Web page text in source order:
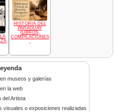
HISTORIA DEL
PARAGUAY
(LIBROS,
COMPILACIONES
museos y galerías
la web
del Artista
visuales o exposiciones realizadas